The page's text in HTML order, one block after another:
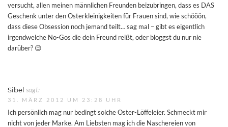
versucht, allen meinen männlichen Freunden beizubringen, dass es DAS
Geschenk unter den Osterkleinigkeiten für Frauen sind, wie schööön,
dass diese Obsession noch jemand teilt… sag mal – gibt es eigentlich
irgendwelche No-Gos die dein Freund reißt, oder bloggst du nur nie
darüber? 😉
Sibel sagt:
31. MÄRZ 2012 UM 23:28 UHR
Ich persönlich mag nur bedingt solche Oster-Löffeleier. Schmeckt mir
nicht von jeder Marke. Am Liebsten mag ich die Naschereien von